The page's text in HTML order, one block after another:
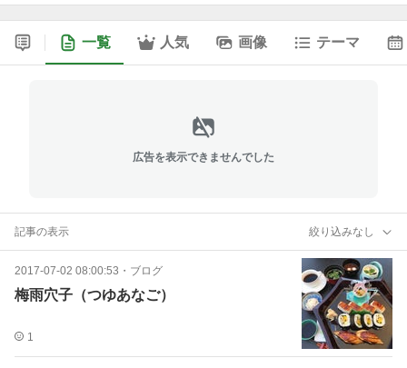
一覧 人気 画像 テーマ
広告を表示できませんでした
記事の表示 絞り込みなし
2017-07-02 08:00:53 ・ ブログ
梅雨穴子（つゆあなご）
1